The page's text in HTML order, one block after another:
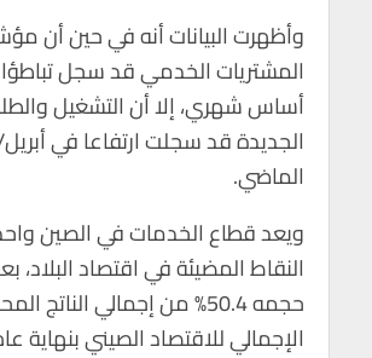
وأظهرت البيانات أنه في حين أن
المشتريات الخدمي قد سجل
أساس شهري، إلا أن التشغيل
الجديدة قد سجلت ارتفاعا في
الماضي.
ويعد قطاع الخدمات في الصين
النقاط المضيئة في اقتصاد البلاد،
حجمه 50.4% من إجمالي الناتج